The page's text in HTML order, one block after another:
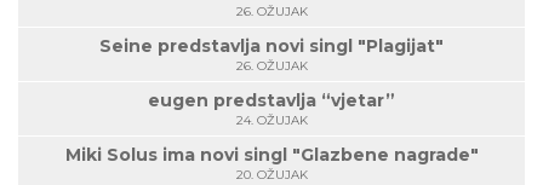
26. OŽUJAK
Seine predstavlja novi singl "Plagijat"
26. OŽUJAK
eugen predstavlja “vjetar”
24. OŽUJAK
Miki Solus ima novi singl "Glazbene nagrade"
20. OŽUJAK